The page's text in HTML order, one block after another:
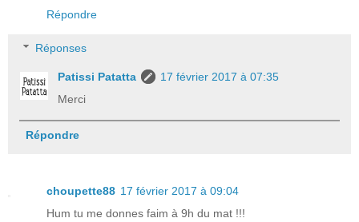
Répondre
Réponses
Patissi Patatta
17 février 2017 à 07:35
Merci
Répondre
choupette88 17 février 2017 à 09:04
Hum tu me donnes faim à 9h du mat !!!